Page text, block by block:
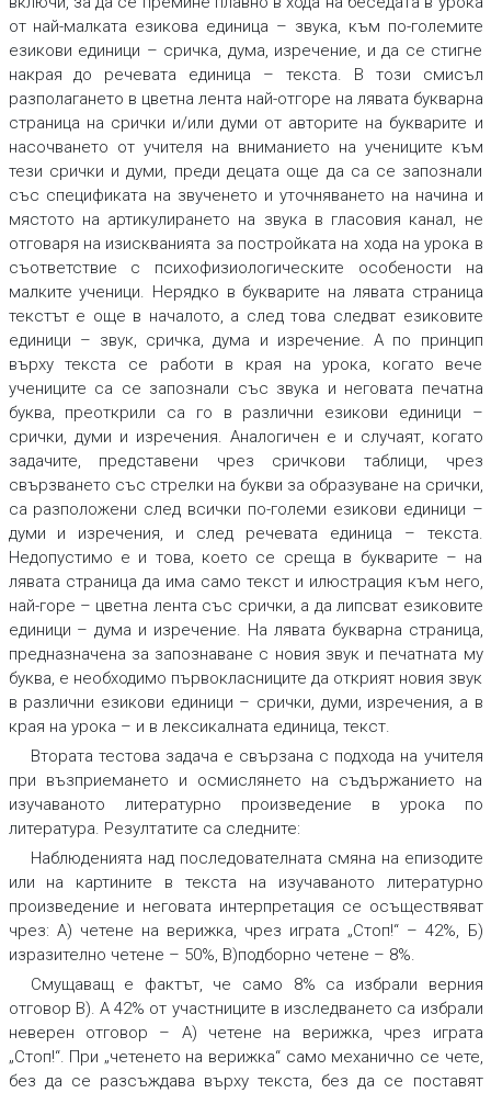
от най-малката езикова единица – звука, към по-големите
езикови единици – сричка, дума, изречение, и да се стигне
накрая до речевата единица – текста. В този смисъл
разполагането в цветна лента най-отгоре на лявата букварна
страница на срички и/или думи от авторите на букварите и
насочването от учителя на вниманието на учениците към
тези срички и думи, преди децата още да са се запознали
със спецификата на звученето и уточняването на начина и
мястото на артикулирането на звука в гласовия канал, не
отговаря на изискванията за постройката на хода на урока в
съответствие с психофизиологическите особености на
малките ученици. Нерядко в букварите на лявата страница
текстът е още в началото, а след това следват езиковите
единици – звук, сричка, дума и изречение. А по принцип
върху текста се работи в края на урока, когато вече
учениците са се запознали със звука и неговата печатна
буква, преоткрили са го в различни езикови единици –
срички, думи и изречения. Аналогичен е и случаят, когато
задачите, представени чрез сричкови таблици, чрез
свързването със стрелки на букви за образуване на срички,
са разположени след всички по-големи езикови единици –
думи и изречения, и след речевата единица – текста.
Недопустимо е и това, което се среща в букварите – на
лявата страница да има само текст и илюстрация към него,
най-горе – цветна лента със срички, а да липсват езиковите
единици – дума и изречение. На лявата букварна страница,
предназначена за запознаване с новия звук и печатната му
буква, е необходимо първокласниците да открият новия звук
в различни езикови единици – срички, думи, изречения, а в
края на урока – и в лексикалната единица, текст.
Втората тестова задача е свързана с подхода на учителя
при възприемането и осмислянето на съдържанието на
изучаваното литературно произведение в урока по
литература. Резултатите са следните:
Наблюденията над последователната смяна на епизодите
или на картините в текста на изучаваното литературно
произведение и неговата интерпретация се осъществяват
чрез: А) четене на верижка, чрез играта „Стоп!“ – 42%, Б)
изразително четене – 50%, В)подборно четене – 8%.
Смущаващ е фактът, че само 8% са избрали верния
отговор В). А 42% от участниците в изследването са избрали
неверен отговор – А) четене на верижка, чрез играта
„Стоп!“. При „четенето на верижка“ само механично се чете,
без да се разсъждава върху текста, без да се поставят